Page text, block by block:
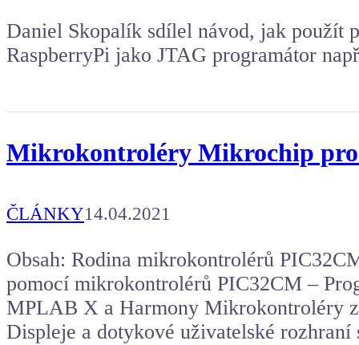
Daniel Skopalík sdílel návod, jak použít
RaspberryPi jako JTAG programátor
Mikrokontroléry Mikrochip
ČLÁNKY14.04.2021
Obsah: Rodina mikrokontrolérů
pomocí mikrokontrolérů PIC32CM –
MPLAB X a Harmony Mikrokontroléry
Displeje a dotykové uživatelské